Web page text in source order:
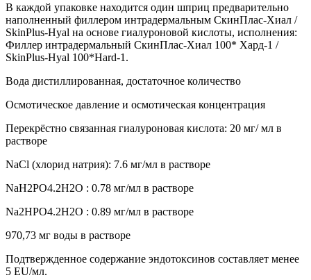
В каждой упаковке находится один шприц предварительно
наполненный филлером интрадермальным СкинПлас-Хиал /
SkinPlus-Hyal на основе гиалуроновой кислоты, исполнения:
Филлер интрадермальный СкинПлас-Хиал 100* Хард-1 /
SkinPlus-Hyal 100*Hard-1.
Вода дистиллированная, достаточное количество
Осмотическое давление и осмотическая концентрация
Перекрёстно связанная гиалуроновая кислота: 20 мг/ мл в
растворе
NaCl (хлорид натрия): 7.6 мг/мл в растворе
NaH2PO4.2H2O : 0.78 мг/мл в растворе
Na2HPO4.2H2O : 0.89 мг/мл в растворе
970,73 мг воды в растворе
Подтвержденное содержание эндотоксинов составляет менее
5 EU/мл.